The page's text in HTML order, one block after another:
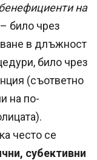
на
– било чрез
в длъжност
било чрез
(съответно
на по-
често се
субективни